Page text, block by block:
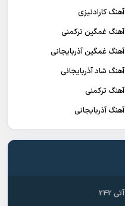
آهنگ کارادنیزی
آهنگ غمگین ترکمنی
آهنگ غمگین آذربایجانی
آهنگ شاد آذربایجانی
آهنگ ترکمنی
آهنگ آذربایجانی
آتی 242